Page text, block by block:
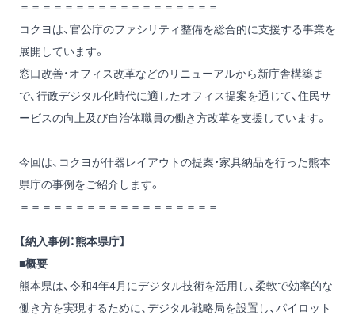
＝＝＝＝＝＝＝＝＝＝＝＝＝＝＝＝＝＝
コクヨは、官公庁のファシリティ整備を総合的に支援する事業を
展開しています。
窓口改善・オフィス改革などのリニューアルから新庁舎構築ま
で、行政デジタル化時代に適したオフィス提案を通じて、住民サ
ービスの向上及び自治体職員の働き方改革を支援しています。
今回は、コクヨが什器レイアウトの提案・家具納品を行った熊本
県庁の事例をご紹介します。
＝＝＝＝＝＝＝＝＝＝＝＝＝＝＝＝＝＝
【納入事例：熊本県庁】
■概要
熊本県は、令和4年4月にデジタル技術を活用し、柔軟で効率的な
働き方を実現するために、デジタル戦略局を設置し、パイロット